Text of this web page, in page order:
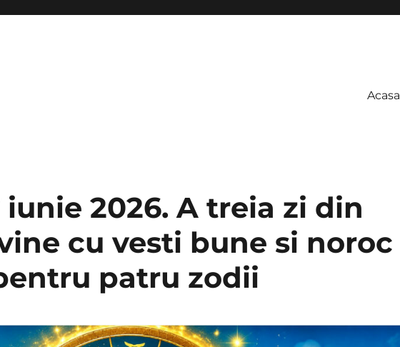
Acasa
iunie 2026. A treia zi din
cu vesti bune si noroc
patru zodii